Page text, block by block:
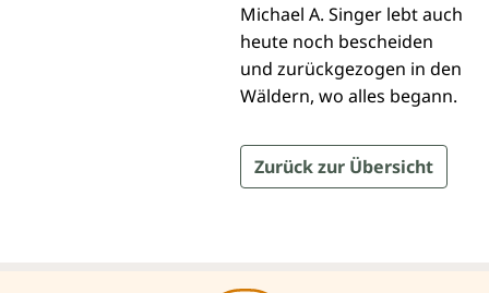
Michael A. Singer lebt auch
heute noch bescheiden
und zurückgezogen in den
Wäldern, wo alles begann.
Zurück zur Übersicht